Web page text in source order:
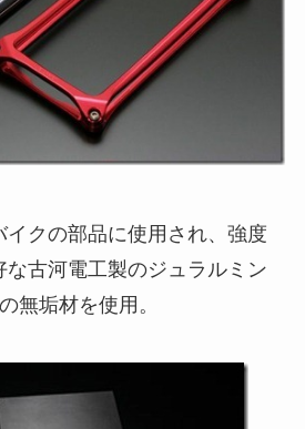
クの部品に使用され、強度
な古河電工製のジュラルミン
無垢材を使用。